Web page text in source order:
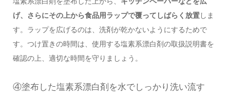
げ、さらにその上から食品用ラップで覆ってしばらく放置しま
す。ラップを広げるのは、洗剤が乾かないようにするためで
す。つけ置きの時間は、使用する塩素系漂白剤の取扱説明書を
確認の上、適切な時間を守りましょう。
④塗布した塩素系漂白剤を水でしっかり洗い流す